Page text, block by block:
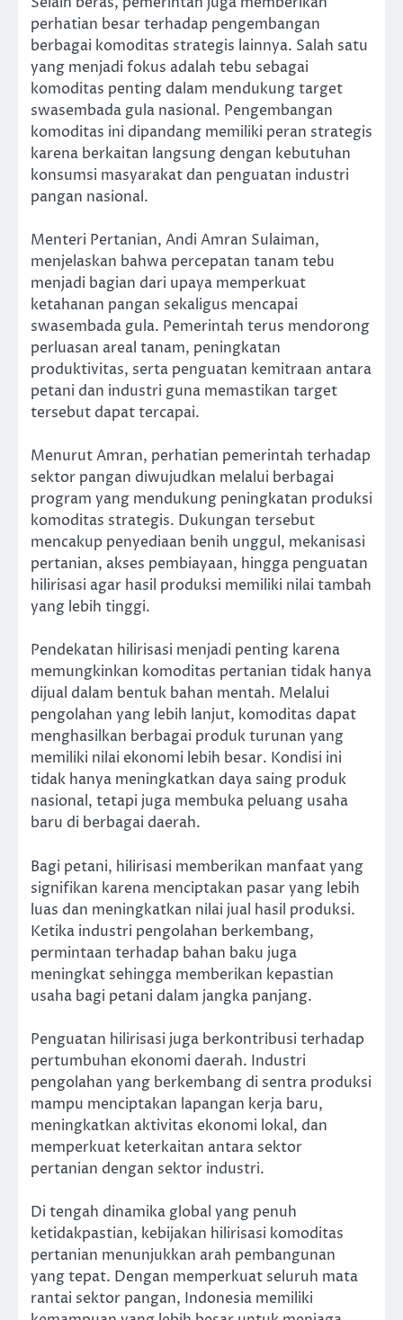
perhatian besar terhadap pengembangan
berbagai komoditas strategis lainnya. Salah satu
yang menjadi fokus adalah tebu sebagai
komoditas penting dalam mendukung target
swasembada gula nasional. Pengembangan
komoditas ini dipandang memiliki peran strategis
karena berkaitan langsung dengan kebutuhan
konsumsi masyarakat dan penguatan industri
pangan nasional.
Menteri Pertanian, Andi Amran Sulaiman,
menjelaskan bahwa percepatan tanam tebu
menjadi bagian dari upaya memperkuat
ketahanan pangan sekaligus mencapai
swasembada gula. Pemerintah terus mendorong
perluasan areal tanam, peningkatan
produktivitas, serta penguatan kemitraan antara
petani dan industri guna memastikan target
tersebut dapat tercapai.
Menurut Amran, perhatian pemerintah terhadap
sektor pangan diwujudkan melalui berbagai
program yang mendukung peningkatan produksi
komoditas strategis. Dukungan tersebut
mencakup penyediaan benih unggul, mekanisasi
pertanian, akses pembiayaan, hingga penguatan
hilirisasi agar hasil produksi memiliki nilai tambah
yang lebih tinggi.
Pendekatan hilirisasi menjadi penting karena
memungkinkan komoditas pertanian tidak hanya
dijual dalam bentuk bahan mentah. Melalui
pengolahan yang lebih lanjut, komoditas dapat
menghasilkan berbagai produk turunan yang
memiliki nilai ekonomi lebih besar. Kondisi ini
tidak hanya meningkatkan daya saing produk
nasional, tetapi juga membuka peluang usaha
baru di berbagai daerah.
Bagi petani, hilirisasi memberikan manfaat yang
signifikan karena menciptakan pasar yang lebih
luas dan meningkatkan nilai jual hasil produksi.
Ketika industri pengolahan berkembang,
permintaan terhadap bahan baku juga
meningkat sehingga memberikan kepastian
usaha bagi petani dalam jangka panjang.
Penguatan hilirisasi juga berkontribusi terhadap
pertumbuhan ekonomi daerah. Industri
pengolahan yang berkembang di sentra produksi
mampu menciptakan lapangan kerja baru,
meningkatkan aktivitas ekonomi lokal, dan
memperkuat keterkaitan antara sektor
pertanian dengan sektor industri.
Di tengah dinamika global yang penuh
ketidakpastian, kebijakan hilirisasi komoditas
pertanian menunjukkan arah pembangunan
yang tepat. Dengan memperkuat seluruh mata
rantai sektor pangan, Indonesia memiliki